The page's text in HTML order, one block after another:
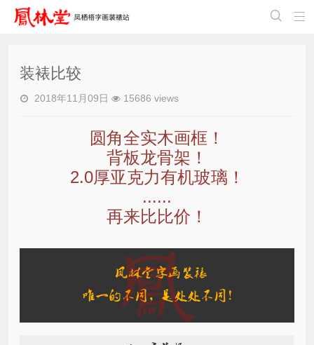


装裱比较
2018年11月09日 15686 views
圆角全实木画框！
背板龙骨架！
2.0厚亚克力有机玻璃！
......
再来比比价！